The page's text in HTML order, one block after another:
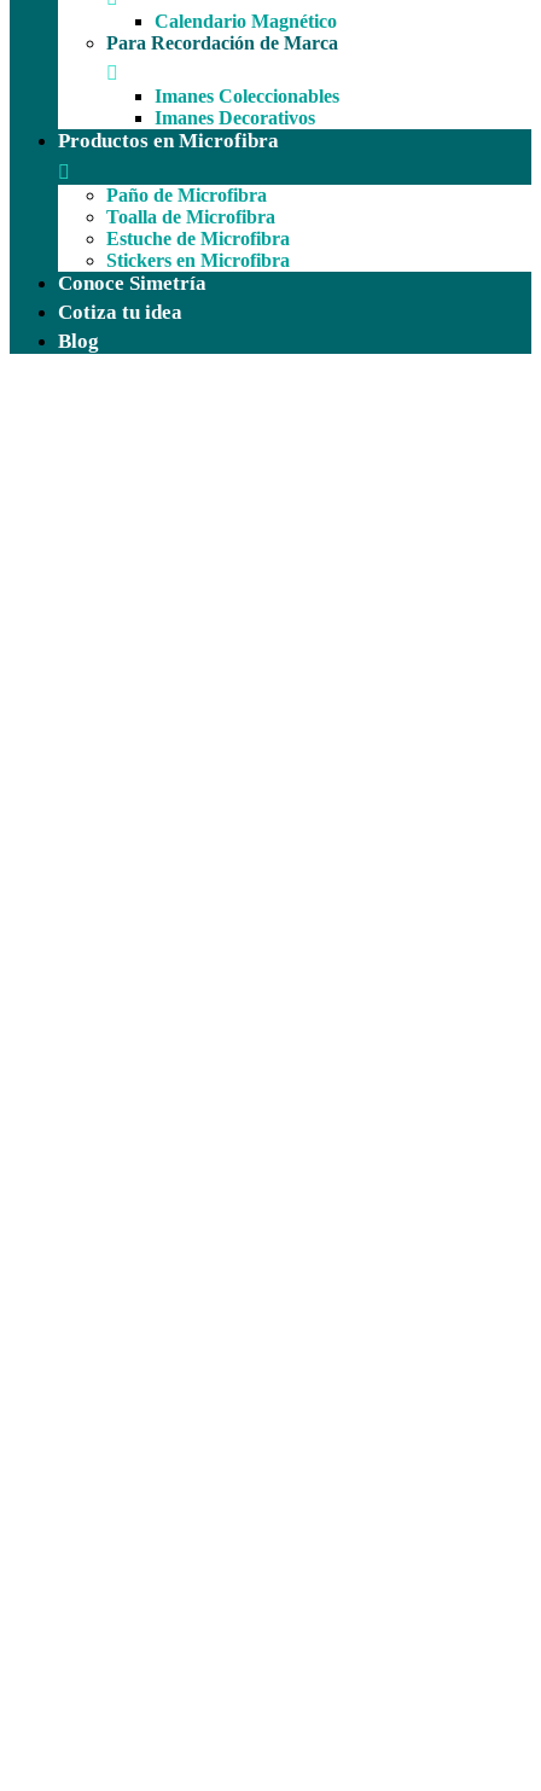
Calendario Magnético
Para Recordación de Marca
Imanes Coleccionables
Imanes Decorativos
Productos en Microfibra
Paño de Microfibra
Toalla de Microfibra
Estuche de Microfibra
Stickers en Microfibra
Conoce Simetría
Cotiza tu idea
Blog